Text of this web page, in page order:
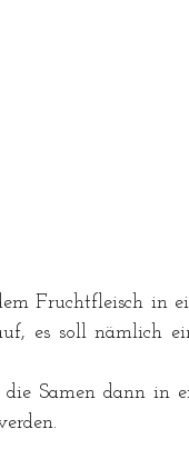
Fruchtfleisch in
es soll nämlich
Samen dann in